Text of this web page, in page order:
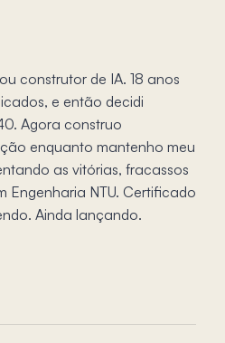
construtor de IA. 18 anos
e então decidi
Agora construo
enquanto mantenho meu
as vitórias, fracassos
Engenharia NTU. Certificado
Ainda lançando.